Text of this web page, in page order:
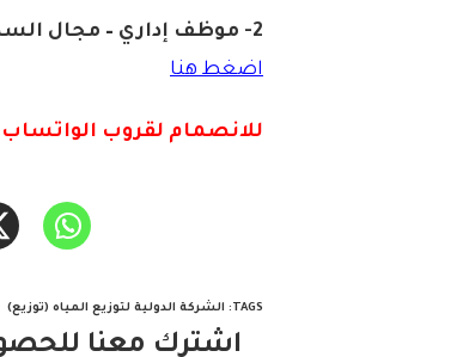
2- موظف إداري – مجال السكرتارية (تبوك):
اضغط هنا
للانصمام لقروب الواتساب
TAGS
: الشركة الدولية لتوزيع المياه (توزيع)
اشترك معنا